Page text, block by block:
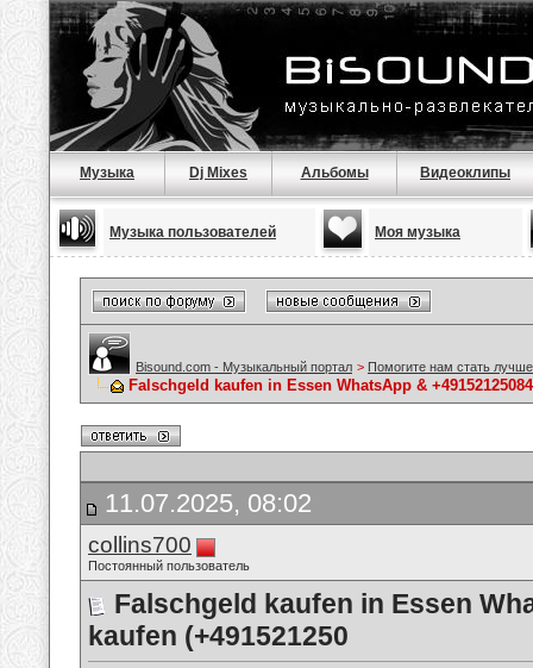
Музыка Dj Mixes Альбомы Видеоклипы
Музыка пользователей Моя музыка
Bisound.com - Музыкальный портал > Помогите нам стать
Falschgeld kaufen in Essen WhatsApp &
11.07.2025, 08:02
collins700
Постоянный пользователь
Falschgeld kaufen in Essen
kaufen (+491521250